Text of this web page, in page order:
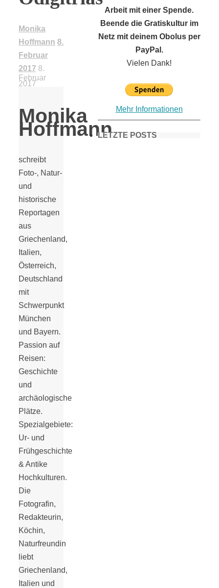
Monika
Hoffmann 8.
Februar
2017 8.
Februar
2017
Monika
Hoffmann
schreibt
Foto-, Natur-
und
historische
Reportagen
aus
Griechenland,
Italien,
Österreich,
Deutschland
mit
Schwerpunkt
München
und Bayern.
Passion auf
Reisen:
Geschichte
und
archäologische
Plätze.
Spezialgebiete:
Ur- und
Frühgeschichte
& Antike
Hochkulturen.
Die
Fotografin,
Redakteurin,
Köchin,
Naturfreundin
liebt
Griechenland,
Italien und
Arbeit mit einer Spende.
Beende die Gratiskultur im
Netz mit deinem Obolus per
PayPal.
Vielen Dank!
Mehr Informationen
LETZTE POSTS